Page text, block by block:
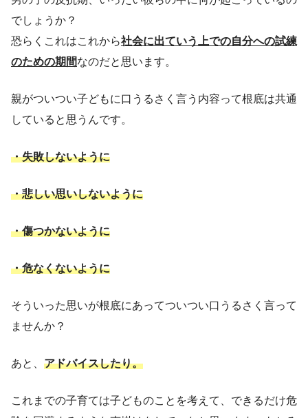
でしょうか？
恐らくこれはこれから社会に出ていう上での自分への試練
のための期間なのだと思います。
親がついつい子どもに口うるさく言う内容って根底は共通
していると思うんです。
・失敗しないように
・悲しい思いしないように
・傷つかないように
・危なくないように
そういった思いが根底にあってついつい口うるさく言って
ませんか？
あと、 アドバイスしたり。
これまでの子育ては子どものことを考えて、できるだけ危